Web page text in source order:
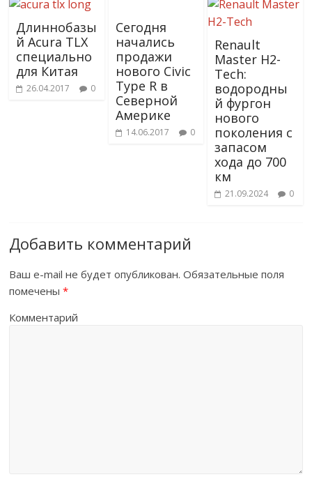
Длиннобазы
й Acura TLX
специально
для Китая
26.04.2017 0
Сегодня
начались
продажи
нового Civic
Type R в
Северной
Америке
14.06.2017 0
Renault
Master H2-
Tech:
водородны
й фургон
нового
поколения с
запасом
хода до 700
км
21.09.2024 0
Добавить комментарий
Ваш e-mail не будет опубликован. Обязательные поля
помечены*
Комментарий